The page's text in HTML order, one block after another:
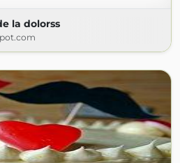
la dolorss